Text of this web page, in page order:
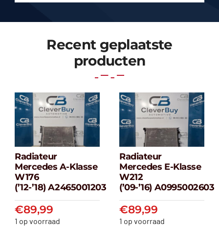
Recent geplaatste
producten
Radiateur
Mercedes A-
klasse W176
(’12-’18) A2465001203
€89,99
Radiateur
Mercedes A-Klasse
W176
(’12-’18) A2465001203
€89,99
1 op voorraad
Radiateur
Mercedes E-
klasse W212
(’09-’16)
€89,99
Radiateur
Mercedes E-Klasse
W212
(’09-’16) A0995002603
€89,99
1 op voorraad